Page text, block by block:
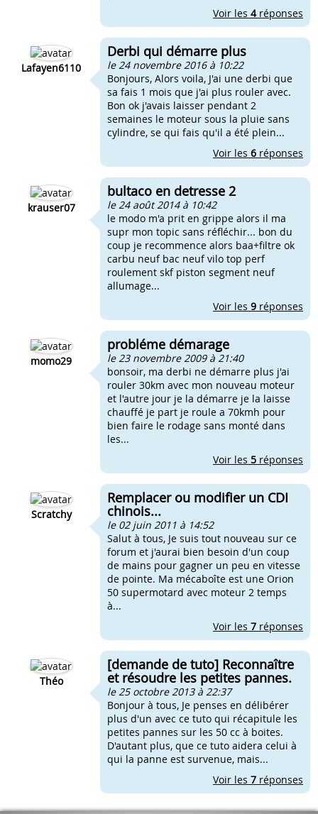
Voir les 4réponses
Lafayen6110
Derbi qui démarre plus
le 24 novembre 2016 à 10:22
Bonjours, Alors voila, J'ai une derbi que
sa fais 1 mois que j'ai plus rouler avec.
Bon ok j'avais laisser pendant 2
semaines le moteur sous la pluie sans
cylindre, se qui fais qu'il a été plein...
Voir les 6 réponses
krauser07
bultaco en detresse 2
le 24 août 2014 à 10:42
le modo m'a prit en grippe alors il ma
supr mon topic sans réfléchir... bon du
coup je recommence alors baa+filtre ok
carbu neuf bac neuf vilo top perf
roulement skf piston segment neuf
allumage...
Voir les 9 réponses
momo29
probléme démarage
le 23 novembre 2009 à 21:40
bonsoir, ma derbi ne démarre plus j'ai
rouler 30km avec mon nouveau moteur
et l'autre jour je la démarre je la laisse
chauffé je part je roule a 70kmh pour
bien faire le rodage sans monté dans
les...
Voir les 5 réponses
Scratchy
Remplacer ou modifier un CDI
chinois...
le 02 juin 2011 à 14:52
Salut à tous, Je suis tout nouveau sur ce
forum et j'aurai bien besoin d'un coup
de mains pour gagner un peu en vitesse
de pointe. Ma mécaboîte est une Orion
50 supermotard avec moteur 2 temps
à...
Voir les 7 réponses
Théo
[demande de tuto] Reconnaître
et résoudre les petites pannes.
le 25 octobre 2013 à 22:37
Bonjour à tous, Je penses en délibérer
plus d'un avec ce tuto qui récapitule les
petites pannes sur les 50 cc à boites.
D'autant plus, que ce tuto aidera celui à
qui la panne est survenue, mais...
Voir les 7 réponses